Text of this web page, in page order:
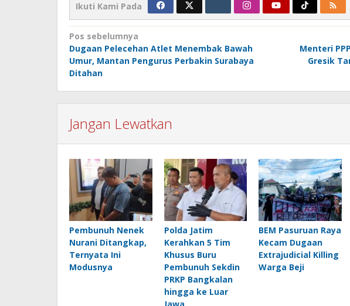
Ikuti Kami Pada
Navigasi
pos
Pos sebelumnya
Dugaan Pelecehan Atlet Menembak Bawah
Umur, Mantan Pengurus Perbakin Surabaya
Ditahan
Menteri
Gresik
Jangan Lewatkan
Pembunuh Nenek
Nurani Ditangkap,
Ternyata Ini
Modusnya
Polda Jatim
Kerahkan 5 Tim
Khusus Buru
Pembunuh Sekdin
PRKP Bangkalan
hingga ke Luar
BEM Pasuruan Raya
Kecam Dugaan
Extrajudicial Killing
Warga Beji